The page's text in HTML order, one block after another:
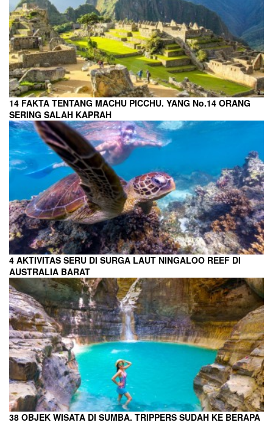
14 FAKTA TENTANG MACHU PICCHU. YANG No.14 ORANG
SERING SALAH KAPRAH
4 AKTIVITAS SERU DI SURGA LAUT NINGALOO REEF DI
AUSTRALIA BARAT
38 OBJEK WISATA DI SUMBA. TRIPPERS SUDAH KE BERAPA